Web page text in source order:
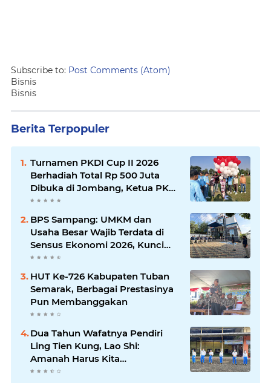
Subscribe to: Post Comments (Atom)
Bisnis
Bisnis
Berita Terpopuler
Turnamen PKDI Cup II 2026
Berhadiah Total Rp 500 Juta
Dibuka di Jombang, Ketua PKDI
Jatim Syaifullah Mahdi: Ajang
Komunikasi Antar-Kades untuk
Memajukan Desa
BPS Sampang: UMKM dan
Usaha Besar Wajib Terdata di
Sensus Ekonomi 2026, Kunci
Kebijakan Tepat Sasaran
HUT Ke-726 Kabupaten Tuban
Semarak, Berbagai Prestasinya
Pun Membanggakan
Dua Tahun Wafatnya Pendiri
Ling Tien Kung, Lao Shi:
Amanah Harus Kita
Laksanakan!